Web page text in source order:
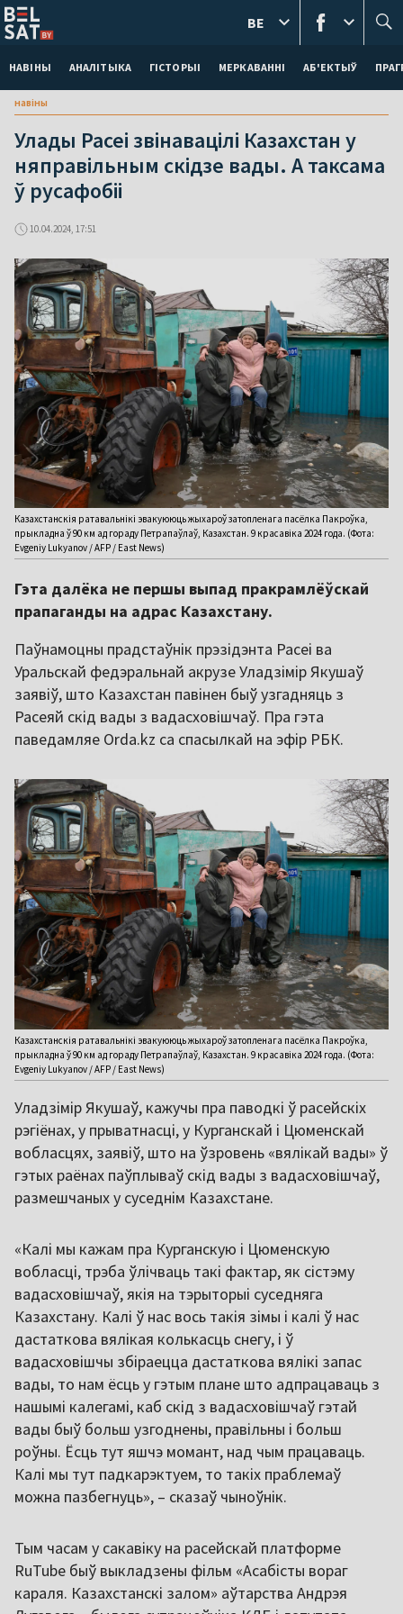
НАВІНЫ АНАЛІТЫКА ГІСТОРЫІ МЕРКАВАННI АБ'ЕКТЫЎ
BE
навіны
Улады Расеі звінавацілі Казахстан у
няправільным скідзе вады. А таксама
ў русафобіі
10.04.2024, 17:51
Казахстанскія ратавальнікі эвакуююць жыхароў затопленага пасёлка Пакроўка,
прыкладна ў 90 км ад гораду Петрапаўлаў, Казахстан. 9 красавіка 2024 года. (Фота:
Evgeniy Lukyanov / AFP / East News)
Гэта далёка не першы выпад пракрамлёўскай
прапаганды на адрас Казахстану.
Паўнамоцны прадстаўнік прэзідэнта Расеі ва
Уральскай федэральнай акрузе Уладзімір Якушаў
заявіў, што Казахстан павінен быў узгадняць з
Расеяй скід вады з вадасховішчаў. Пра гэта
паведамляе Orda.kz са спасылкай на эфір РБК.
Казахстанскія ратавальнікі эвакуююць жыхароў затопленага пасёлка Пакроўка,
прыкладна ў 90 км ад гораду Петрапаўлаў, Казахстан. 9 красавіка 2024 года. (Фота:
Evgeniy Lukyanov / AFP / East News)
Уладзімір Якушаў, кажучы пра паводкі ў расейскіх
рэгіёнах, у прыватнасці, у Курганскай і Цюменскай
вобласцях, заявіў, што на ўзровень «вялікай вады» ў
гэтых раёнах паўплываў скід вады з вадасховішчаў,
размешчаных у суседнім Казахстане.
«Калі мы кажам пра Курганскую і Цюменскую
вобласці, трэба ўлічваць такі фактар, як сістэму
вадасховішчаў, якія на тэрыторыі суседняга
Казахстану. Калі ў нас вось такія зімы і калі ў нас
дастаткова вялікая колькасць снегу, і ў
вадасховішчы збіраецца дастаткова вялікі запас
вады, то нам ёсць у гэтым плане што адпрацаваць з
нашымі калегамі, каб скід з вадасховішчаў гэтай
вады быў больш узгоднены, правільны і больш
роўны. Ёсць тут яшчэ момант, над чым працаваць.
Калі мы тут падкарэктуем, то такіх праблемаў
можна пазбегнуць», – сказаў чыноўнік.
Тым часам у сакавіку на расейскай платформе
RuTube быў выкладзены фільм «Асабісты вораг
караля. Казахстанскі залом» аўтарства Андрэя